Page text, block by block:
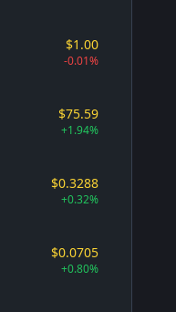
$1.00
-0.01%
$75.59
+1.94%
$0.3288
+0.32%
$0.0705
+0.80%